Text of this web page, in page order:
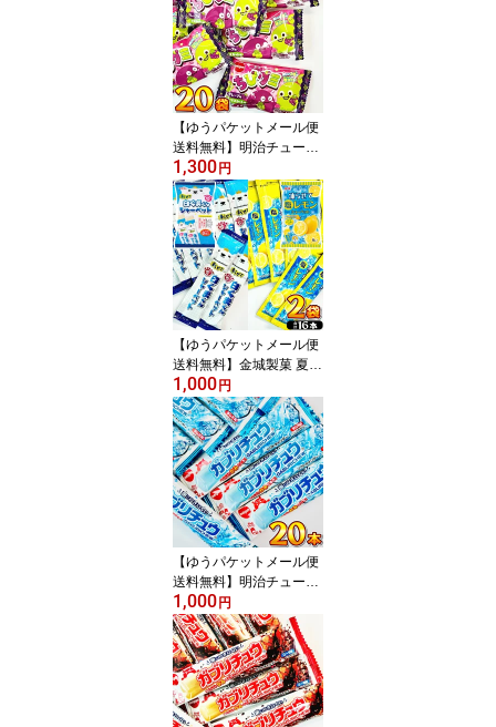
菓子 大量 お菓子 詰め合
わせ お試し ポイント消
化 プレゼント 子供 景品
個包装】
【ゆうパケットメール便
送料無料】明治チューイ
ング ちびグミ グレープ
味＆マスカット味 20袋
【 お祭り イベント お菓
子 大量 お菓子 詰め合わ
せ お試し ポイント消化
プレゼント 子供 景品 個
包装】
1,300 円
【ゆうパケットメール便
送料無料】金城製菓 夏限
定！ 凍らせて 塩レモン
シャーベット ・ 白くま
くん シャーベット 2種類
合計2袋（バラで合計16
本） スティックタイプ
詰め合わせセット【 熱中
症 ポイント消化 お試し
個包装 夏 シャーベット 1
000円ポッキリ 】
1,000 円
【ゆうパケットメール便
送料無料】明治チューイ
ング ガブリチュウ ラム
ネ 味 20本【 お祭り イベ
ント お菓子 大量 お菓子
詰め合わせ お試し ポイ
ント消化 プレゼント 子
供 景品 個包装】
1,000 円